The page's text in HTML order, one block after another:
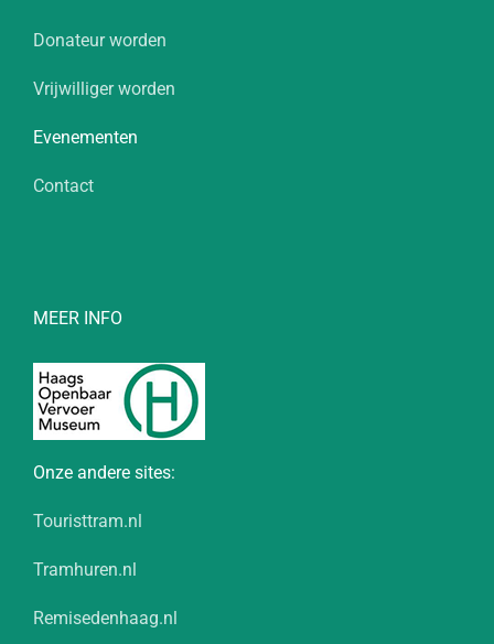
Donateur worden
Vrijwilliger worden
Evenementen
Contact
MEER INFO
Onze andere sites:
Touristtram.nl
Tramhuren.nl
Remisedenhaag.nl